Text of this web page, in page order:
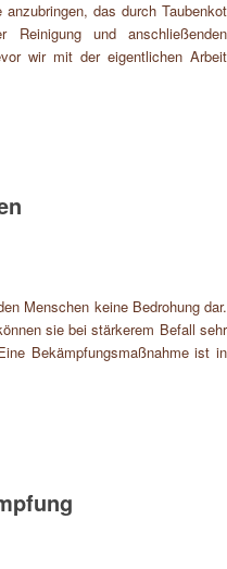
das durch Taubenkot
und anschließenden
wir mit der eigentlichen Arbeit
Menschen keine Bedrohung dar.
sie bei stärkerem Befall sehr
Bekämpfungsmaßnahme ist in